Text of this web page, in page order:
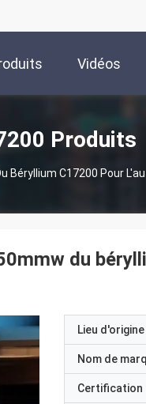
Vidéos
Produits
Béryllium C17200 Pour
du
Lieu d'origine
Nom de
Certification